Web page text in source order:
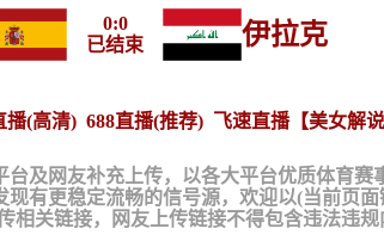
0:0
已结束
伊拉克
播(高清) 688直播(推荐) 飞速直播【美女解说
及网友补充上传，以各大平台优质体育赛
有更稳定流畅的信号源，欢迎以(当前页
关链接，网友上传链接不得包含违法违规